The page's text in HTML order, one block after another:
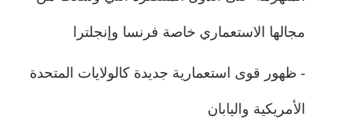
مجالها الاستعماري خاصة فرنسا وإنجلترا
- ظهور قوى استعمارية جديدة كالولايات المتحدة
الأمريكية واليابان